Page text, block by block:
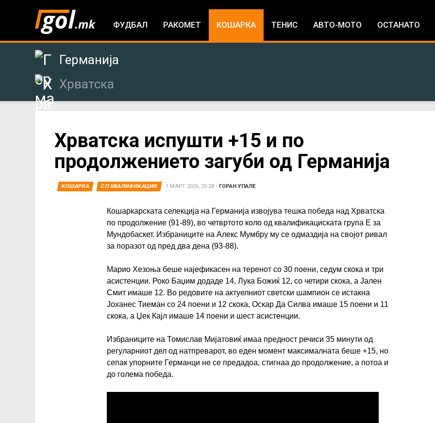
ФУДБАЛ РАКОМЕТ КОШАРКА ТЕНИС АВТО-МОТО ОСТАНАТО
Германија
Хрватска
You
here
Хрватска испушти +15 и по
продолжението загуби од Германија
КОШАРКА СП КВАЛИФИКАЦИИ 1 МАРТ 2026, 20:28• ГОРАН УПАЛЕ
Кошаркарската селекција на Германија извојува тешка победа над Хрватска
по продолжение (91-89), во четвртото коло од квалификациската група Е за
Мундобаскет. Избраниците на Алекс Мумбру му се одмаздија на својот ривал
за поразот од пред два дена (93-88).
Марио Хезоња беше најефикасен на теренот со 30 поени, седум скока и три
асистенции. Роко Баџим додаде 14, Лука Божиќ 12, со четири скока, а Јален
Смит имаше 12. Во редовите на актуелниот светски шампион се истакна
Јоханес Тиеман со 24 поени и 12 скока, Оскар Да Силва имаше 15 поени и 11
скока, а Џек Кајл имаше 14 поени и шест асистенции.
Избраниците на Томислав Мијатовиќ имаа предност речиси 35 минути од
регуларниот дел од натпреварот, во еден момент максималната беше +15, но
сепак упорните Германци не се предадоа, стигнаа до продолжение, а потоа и
до голема победа.